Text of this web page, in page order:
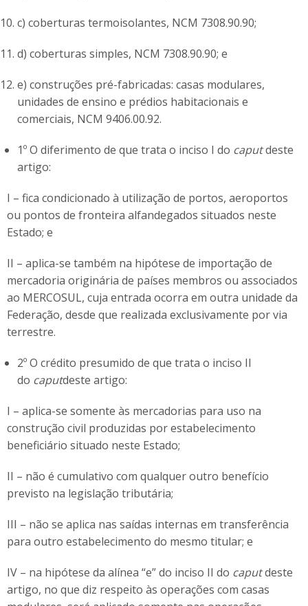
c) coberturas termoisolantes, NCM 7308.90.90;
d) coberturas simples, NCM 7308.90.90; e
e) construções pré-fabricadas: casas modulares,
unidades de ensino e prédios habitacionais e
comerciais, NCM 9406.00.92.
1º O diferimento de que trata o inciso I do caputdeste
artigo:
I – fica condicionado à utilização de portos, aeroportos
ou pontos de fronteira alfandegados situados neste
Estado; e
II – aplica-se também na hipótese de importação de
mercadoria originária de países membros ou associados
ao MERCOSUL, cuja entrada ocorra em outra unidade da
Federação, desde que realizada exclusivamente por via
terrestre.
2º O crédito presumido de que trata o inciso II
do caputdeste artigo:
I – aplica-se somente às mercadorias para uso na
construção civil produzidas por estabelecimento
beneficiário situado neste Estado;
II – não é cumulativo com qualquer outro benefício
previsto na legislação tributária;
III – não se aplica nas saídas internas em transferência
para outro estabelecimento do mesmo titular; e
IV – na hipótese da alínea “e” do inciso II do caputdeste
artigo, no que diz respeito às operações com casas